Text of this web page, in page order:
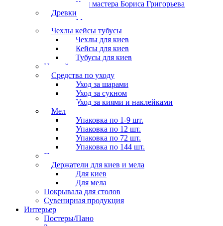
Кии мастера Бориса Григорьева
Древки
Мосты для киев
Чехлы кейсы тубусы
Чехлы для киев
Кейсы для киев
Тубусы для киев
Наклейки
Средства по уходу
Уход за шарами
Уход за сукном
Уход за киями и наклейками
Мел
Упаковка по 1-9 шт.
Упаковка по 12 шт.
Упаковка по 72 шт.
Упаковка по 144 шт.
Перчатки
Держатели для киев и мела
Для киев
Для мела
Покрывала для столов
Сувенирная продукция
Интерьер
Постеры/Пано